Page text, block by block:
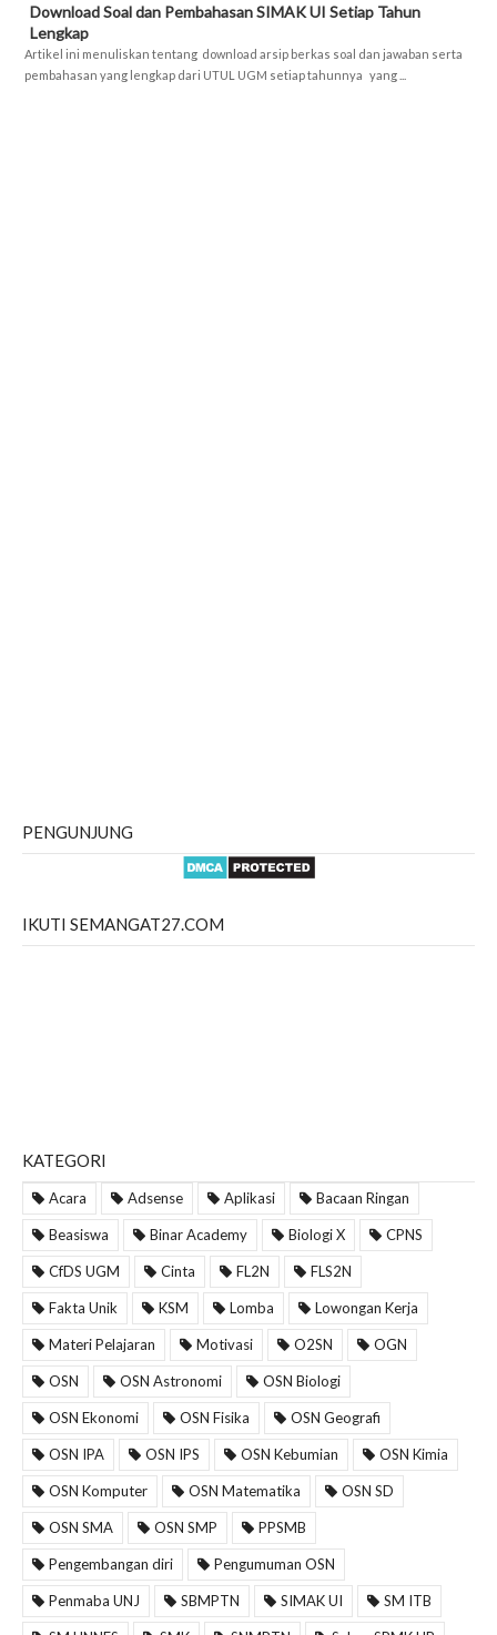
Download Soal dan Pembahasan SIMAK UI Setiap Tahun
Lengkap
Artikel ini menuliskan tentang download arsip berkas soal dan jawaban serta
pembahasan yang lengkap dari UTUL UGM setiap tahunnya yang ...
PENGUNJUNG
IKUTI SEMANGAT27.COM
KATEGORI
Acara Adsense Aplikasi Bacaan Ringan
Beasiswa Binar Academy Biologi X CPNS
CfDS UGM Cinta FL2N FLS2N
Fakta Unik KSM Lomba Lowongan Kerja
Materi Pelajaran Motivasi O2SN OGN
OSN OSN Astronomi OSN Biologi
OSN Ekonomi OSN Fisika OSN Geografi
OSN IPA OSN IPS OSN Kebumian OSN Kimia
OSN Komputer OSN Matematika OSN SD
OSN SMA OSN SMP PPSMB
Pengembangan diri Pengumuman OSN
Penmaba UNJ SBMPTN SIMAK UI SM ITB